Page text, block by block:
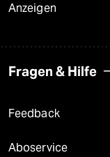
Anzeigen
Fragen & Hilfe
Feedback
Aboservice